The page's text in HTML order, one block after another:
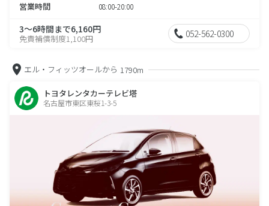
営業時間 08:00-20:00
3～6時間まで6,160円
免責補償制度1,100円 052-562-0300
エル・フィッツオールから 1790m
トヨタレンタカーテレビ塔
名古屋市東区東桜1-3-5